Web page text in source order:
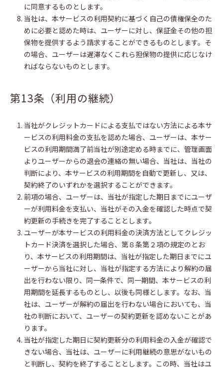
に同意するものとします。
当社は、本サービスの利用契約に基づく自己の債権保全のた
めに必要と認めた時は、ユーザーに対し、保証金その他の担
保物を提供するよう請求することができるものとします。そ
の場合、ユーザーは遅滞なくこれら担保物の提供に応じなけ
ればならないものとします。
第13条（利用の継続）
当社がクレジットカードによる支払ではない方法による本サ
ービスの利用料金の支払を認めた場合、ユーザーは、本サー
ビスの利用期間満了前当社が別途定める時までに、管理画面
よりユーザーからの退会の連絡の無い場合、当社は、当社の
判断により、本サービスの利用期間を自動で更新し、又は、
契約終了のいずれかを選択することができます。
前項の場合、ユーザーは、当社が指定した期日までにユーザ
ーが利用料金を支払い、当社がその入金を確認した時点で契
約更新の手続きを完了することとします。
ユーザーが本サービスの利用料金の決済方法としてクレジッ
トカード決済を選択した場合、第８条第２項の規定のとお
り、本サービスの利用期間は、当社が指定した期日までにユ
ーザーから当社に対し、当社が指定する方法により解約の届
出を行わない限り、同一条件で、同一期間、本サービスの利
用期間を延長するものとし、以後も同様とします。なお、当
社は、ユーザーが解約の届出を行わない場合においても、当
社の判断において、ユーザーの契約更新を認めないことがあ
ります。
当社が指定した期日に契約更新分の利用料金の入金が確認で
きない場合、当社は、ユーザーに利用継続の意思がないもの
と判断し、契約を終了することとします。この時、当社はユ